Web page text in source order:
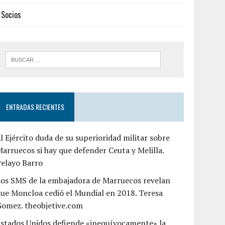
Socios
ENTRADAS RECIENTES
Ejército duda de su superioridad militar sobre
si hay que defender Ceuta y Melilla.
Barro
SMS de la embajadora de Marruecos revelan
Moncloa cedió el Mundial en 2018. Teresa
theobjetive.com